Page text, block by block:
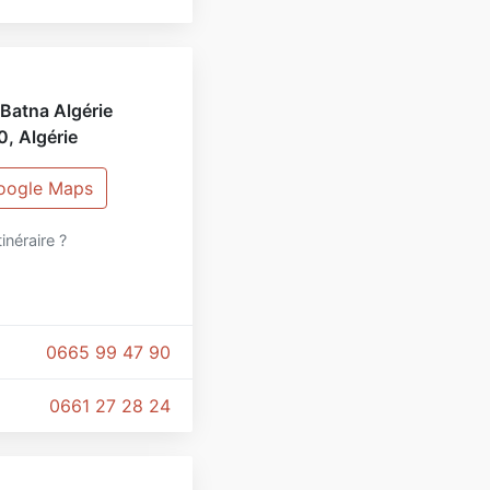
Algérie
, Algérie
Maps
?
0665 99 47 90
0661 27 28 24